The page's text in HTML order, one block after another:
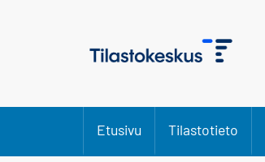
Etusivu Tilastotieto